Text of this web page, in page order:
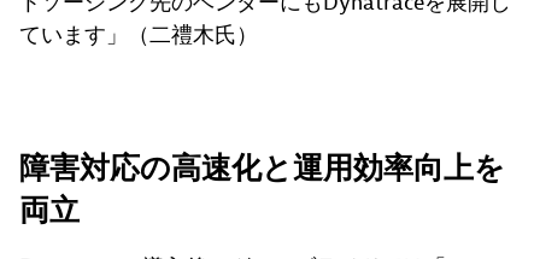
ています」（二禮木氏）
障害対応の高速化と運用効率向上を
両立